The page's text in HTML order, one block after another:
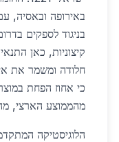
באירופה ובאסיה,
בניגוד לספקים
קיצוניות, כאן
חלודה ומשמר את
מהממוצע הארצי,
הלוגיסטיקה